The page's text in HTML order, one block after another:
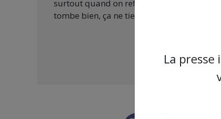
surtout quand on refuse d’être aux
tombe bien, ça ne tient qu’à vous :
La